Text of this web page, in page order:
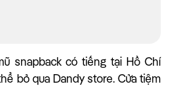
snapback có tiếng tại Hồ Chí
bỏ qua Dandy store. Cửa tiệm